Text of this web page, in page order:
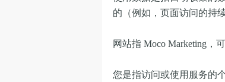
的（例如，页面访问的持
网站指 Moco Marketing，
您是指访问或使用服务的